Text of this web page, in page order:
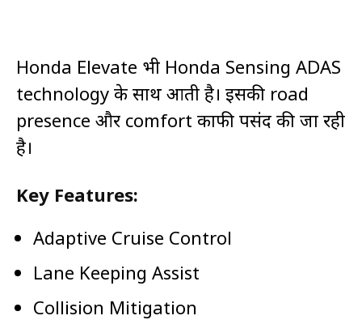
Honda Elevate भी Honda Sensing ADAS
technology के साथ आती है। इसकी road
presence और comfort काफी पसंद की जा रही
है।
Key Features:
Adaptive Cruise Control
Lane Keeping Assist
Collision Mitigation